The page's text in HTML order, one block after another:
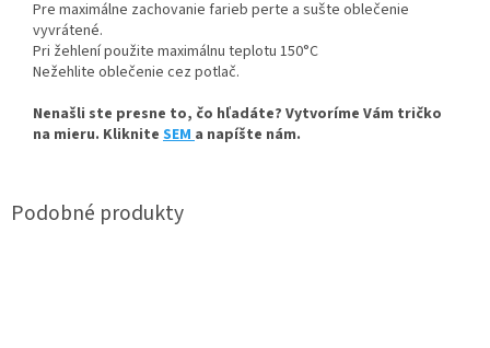
Pre maximálne zachovanie farieb perte a sušte oblečenie
vyvrátené.
Pri žehlení použite maximálnu teplotu 150°C
Nežehlite oblečenie cez potlač.
Nenašli ste presne to, čo hľadáte? Vytvoríme Vám tričko
na mieru. Kliknite SEM a napíšte nám.